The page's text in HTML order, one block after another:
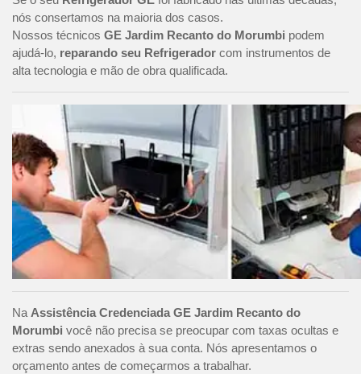
nós consertamos na maioria dos casos.
Nossos técnicos GE Jardim Recanto do Morumbi podem
ajudá-lo, reparando seu Refrigerador com instrumentos de
alta tecnologia e mão de obra qualificada.
Na Assistência Credenciada GE Jardim Recanto do
Morumbi você não precisa se preocupar com taxas ocultas e
extras sendo anexados à sua conta. Nós apresentamos o
orçamento antes de começarmos a trabalhar.